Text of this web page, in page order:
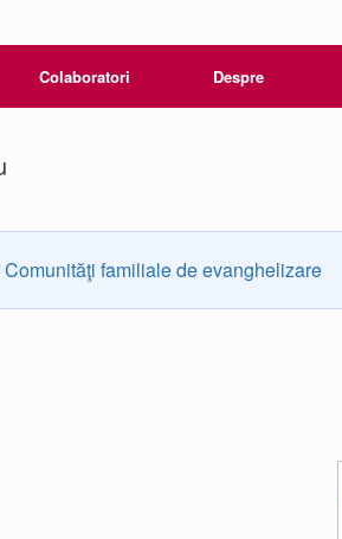
Colaboratori Despre
Comunităţi familiale de evanghelizare